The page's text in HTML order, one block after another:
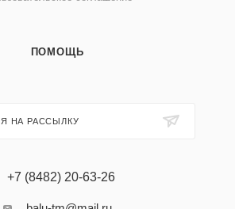
ПОМОЩЬ
НА РАССЫЛКУ
+7 (8482) 20-63-26